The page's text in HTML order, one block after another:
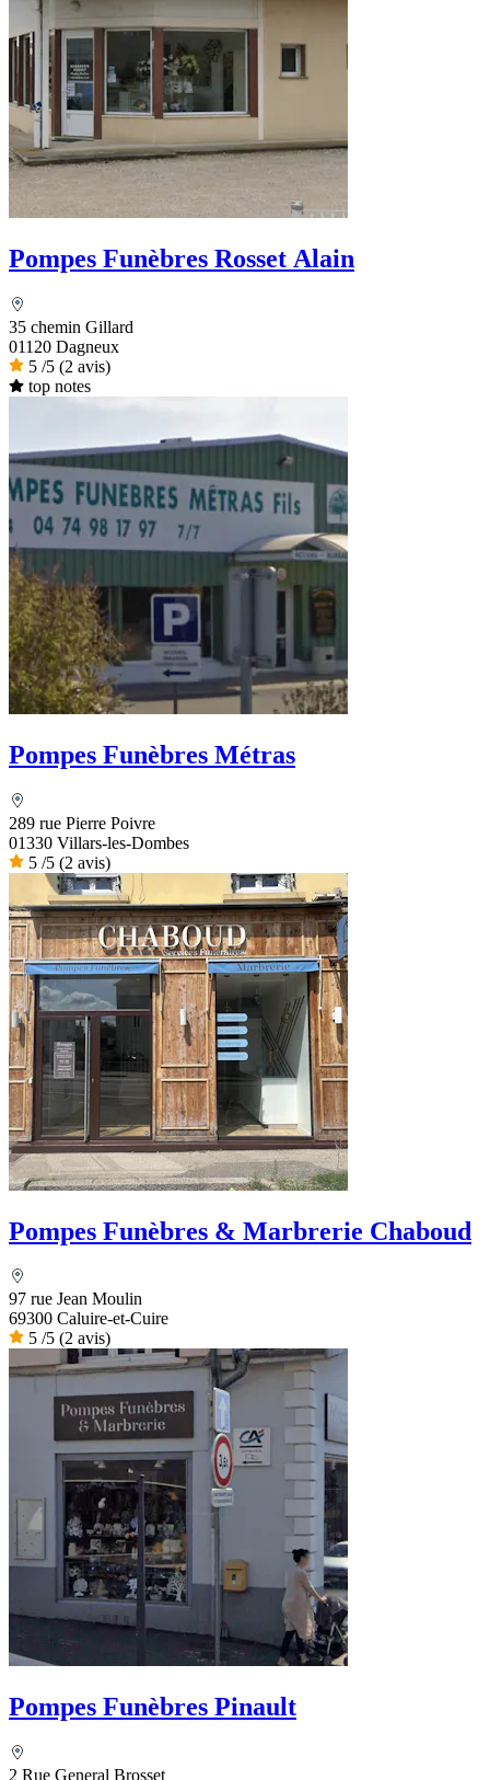
Pompes Funèbres Rosset Alain
35 chemin Gillard
01120 Dagneux
5 /5 (2 avis)
top notes
Pompes Funèbres Métras
289 rue Pierre Poivre
01330 Villars-les-Dombes
5 /5 (2 avis)
Pompes Funèbres & Marbrerie Chaboud
97 rue Jean Moulin
69300 Caluire-et-Cuire
5 /5 (2 avis)
Pompes Funèbres Pinault
2 Rue General Brosset